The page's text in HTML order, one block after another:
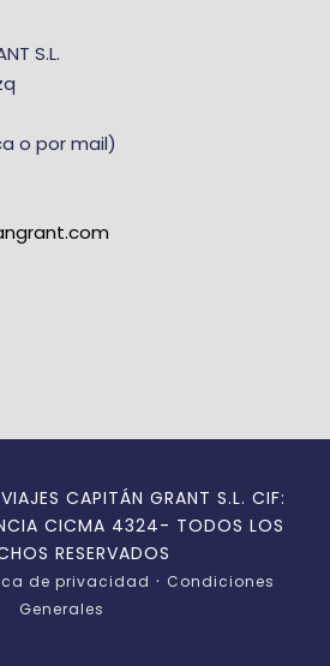
S.L.
o por mail)
CAPITÁN GRANT S.L. CIF:
CICMA 4324- TODOS LOS
RESERVADOS
de privacidad · Condiciones
Generales